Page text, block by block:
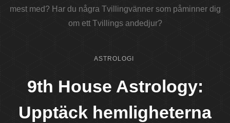
mest med? Har du några Tvillingvänner som påminner dig
om ett Tvillings andedjur?
ASTROLOGI
9th House Astrology:
Upptäck hemligheterna